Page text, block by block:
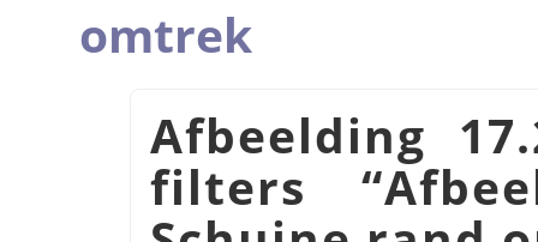
omtrek
Afbeelding
filters“